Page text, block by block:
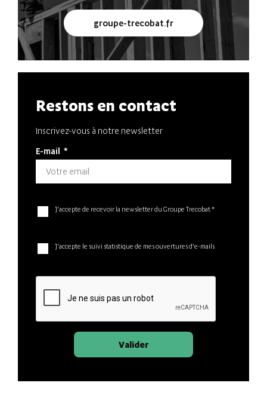
groupe-trecobat.fr
Restons en contact
Inscrivez-vous à notre newsletter
E-mail *
J'accepte de recevoir la newsletter du Groupe Trecobat *
J'accepte le suivi statistique de mes ouvertures d'e-mails
Valider